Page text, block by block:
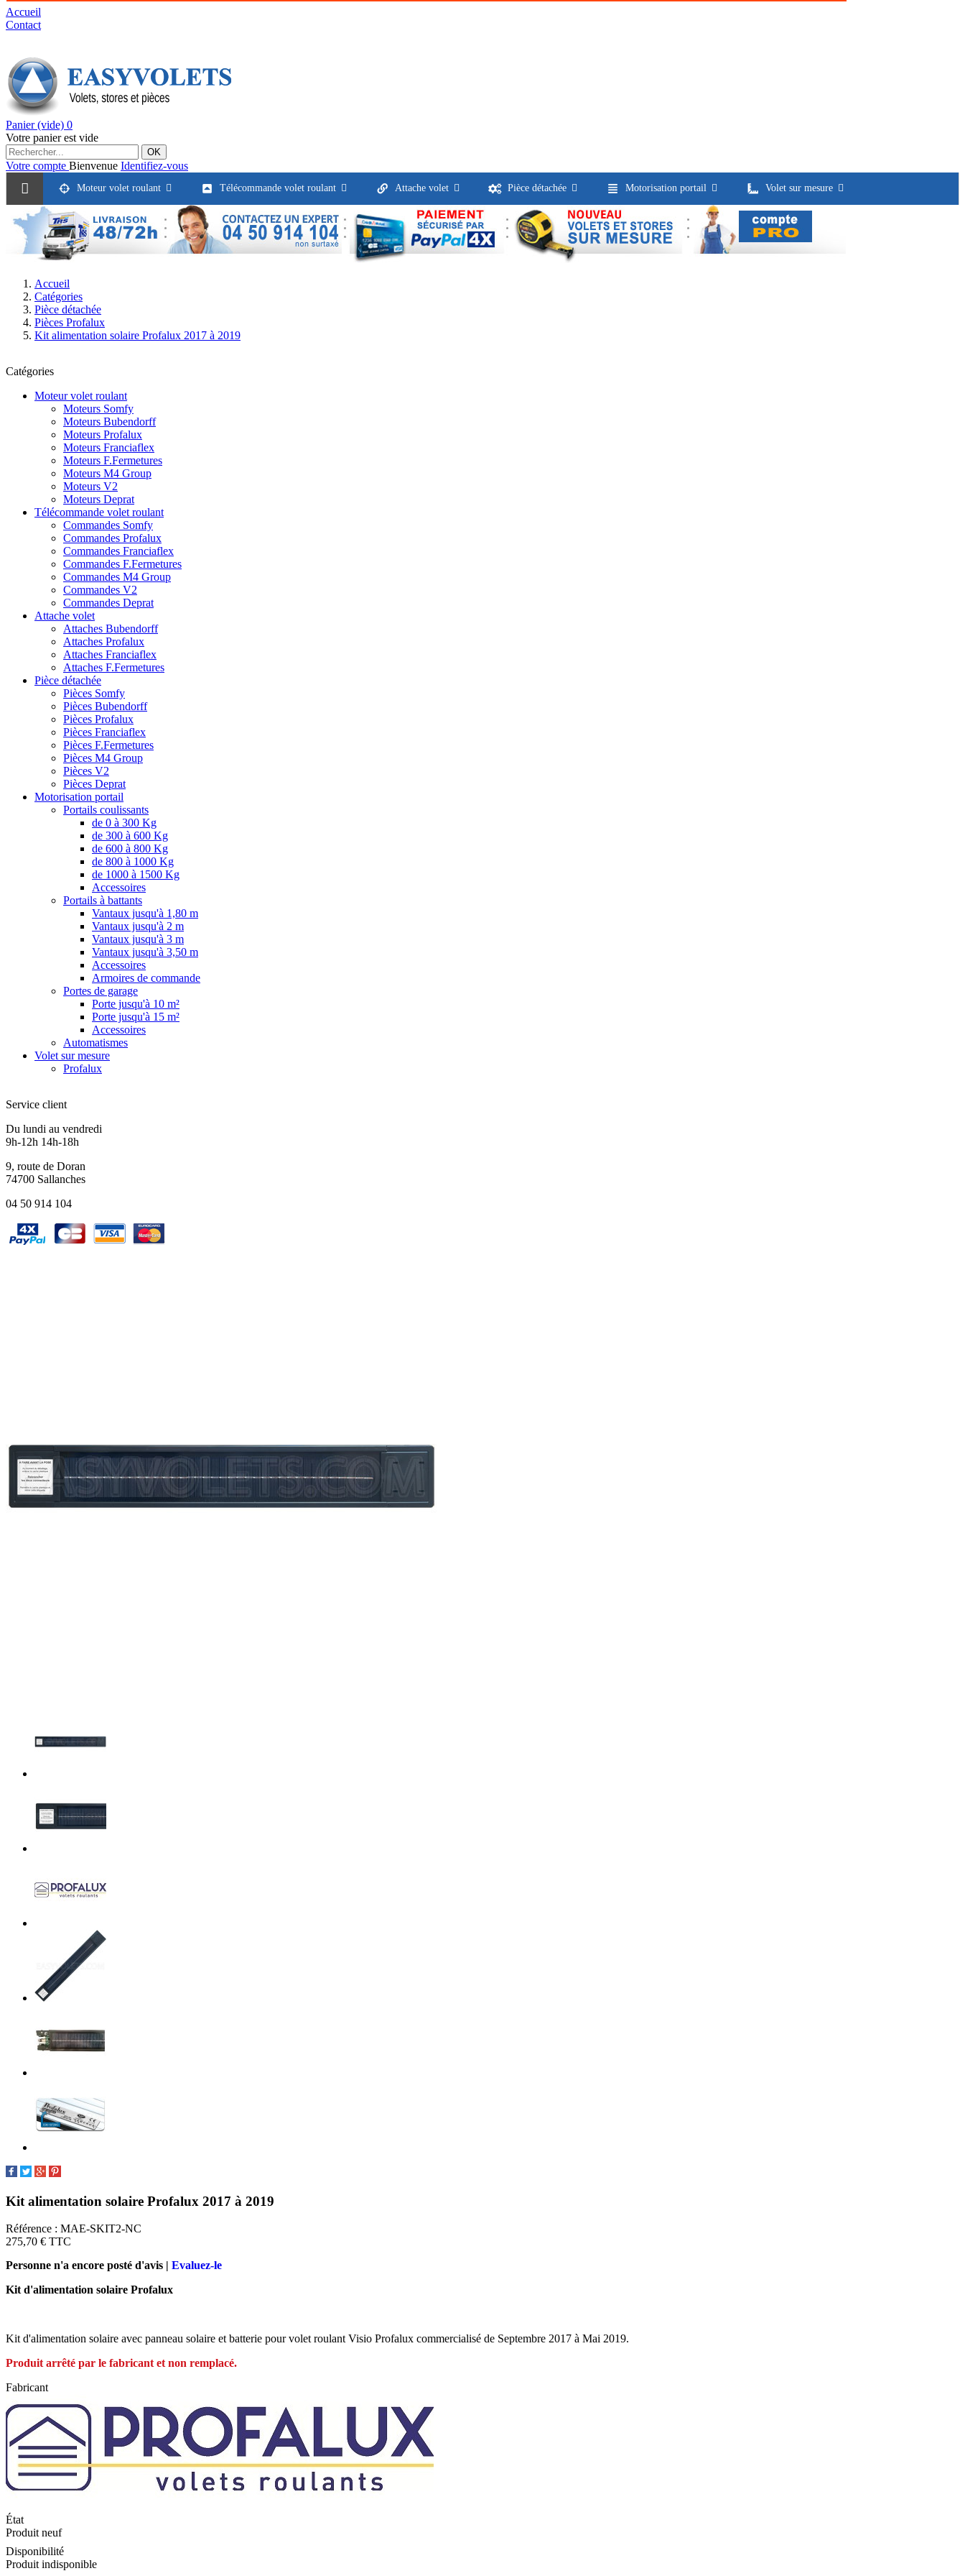
Accueil
Contact
Panier (vide) 0
Votre panier est vide
OK
Votre compte Bienvenue Identifiez-vous
Moteur volet roulant Télécommande volet roulant Attache volet Pièce détachée Motorisation portail Volet sur mesure
Accueil
Catégories
Pièce détachée
Pièces Profalux
Kit alimentation solaire Profalux 2017 à 2019
Catégories
Moteur volet roulant
Moteurs Somfy
Moteurs Bubendorff
Moteurs Profalux
Moteurs Franciaflex
Moteurs F.Fermetures
Moteurs M4 Group
Moteurs V2
Moteurs Deprat
Télécommande volet roulant
Commandes Somfy
Commandes Profalux
Commandes Franciaflex
Commandes F.Fermetures
Commandes M4 Group
Commandes V2
Commandes Deprat
Attache volet
Attaches Bubendorff
Attaches Profalux
Attaches Franciaflex
Attaches F.Fermetures
Pièce détachée
Pièces Somfy
Pièces Bubendorff
Pièces Profalux
Pièces Franciaflex
Pièces F.Fermetures
Pièces M4 Group
Pièces V2
Pièces Deprat
Motorisation portail
Portails coulissants
de 0 à 300 Kg
de 300 à 600 Kg
de 600 à 800 Kg
de 800 à 1000 Kg
de 1000 à 1500 Kg
Accessoires
Portails à battants
Vantaux jusqu'à 1,80 m
Vantaux jusqu'à 2 m
Vantaux jusqu'à 3 m
Vantaux jusqu'à 3,50 m
Accessoires
Armoires de commande
Portes de garage
Porte jusqu'à 10 m²
Porte jusqu'à 15 m²
Accessoires
Automatismes
Volet sur mesure
Profalux
Service client
Du lundi au vendredi
9h-12h 14h-18h
9, route de Doran
74700 Sallanches
04 50 914 104
Kit alimentation solaire Profalux 2017 à 2019
Référence : MAE-SKIT2-NC
275,70 € TTC
Personne n'a encore posté d'avis | Evaluez-le
Kit d'alimentation solaire Profalux
Kit d'alimentation solaire avec panneau solaire et batterie pour volet roulant Visio Profalux commercialisé de Septembre 2017 à Mai 2019.
Produit arrêté par le fabricant et non remplacé.
Fabricant
État
Produit neuf
Disponibilité
Produit indisponible